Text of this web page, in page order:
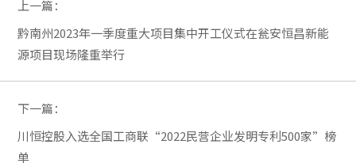
上一篇：
黔南州2023年一季度重大项目集中开工仪式在瓮安恒昌新能
源项目现场隆重举行
下一篇：
川恒控股入选全国工商联“2022民营企业发明专利500家”榜
单